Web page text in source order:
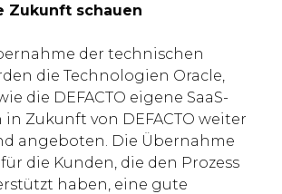
Zukunft schauen
der technischen
die Technologien Oracle,
die DEFACTO eigene SaaS-
in Zukunft von DEFACTO weiter
angeboten. Die Übernahme
die Kunden, die den Prozess
haben, eine gute